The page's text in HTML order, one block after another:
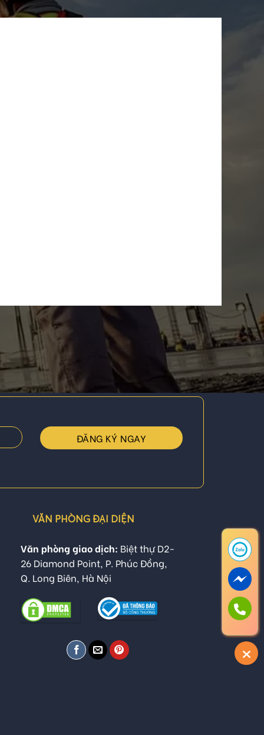
VĂN PHÒNG ĐẠI DIỆN
Văn phòng giao dịch: Biệt thự D2-
26 Diamond Point, P. Phúc Đồng,
Q. Long Biên, Hà Nội